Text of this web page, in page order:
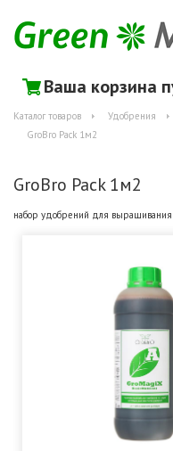
Ваша корзина
Каталог товаров Удобрения
GroBro Pack 1м2
GroBro Pack 1м2
набор удобрений для